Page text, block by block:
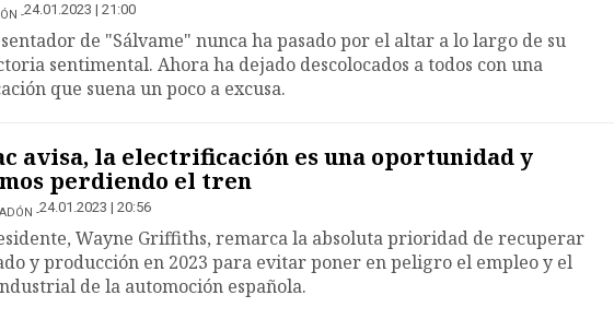
24.01.2023 | 21:00
de "Sálvame" nunca ha pasado por el altar a lo largo de su
sentimental. Ahora ha dejado descolocados a todos con una
que suena un poco a excusa.
avisa, la electrificación es una oportunidad y
perdiendo el tren
24.01.2023 | 20:56
Wayne Griffiths, remarca la absoluta prioridad de recuperar
y producción en 2023 para evitar poner en peligro el empleo y el
de la automoción española.